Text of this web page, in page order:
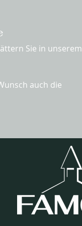
Sie in unserem
auch die